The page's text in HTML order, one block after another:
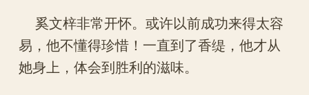
奚文梓非常开怀。或许以前成功来得太容
易，他不懂得珍惜！一直到了香缇，他才从
她身上，体会到胜利的滋味。